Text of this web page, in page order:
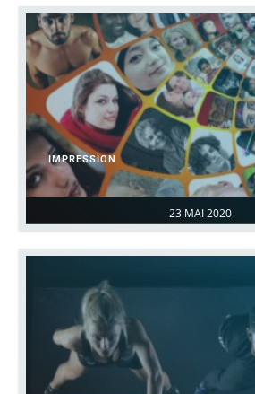
23 MAI 2020
IMPRESSION